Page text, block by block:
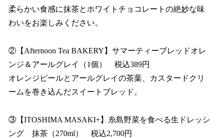
柔らかい食感に抹茶とホワイトチョコレートの絶妙な味
わいをお楽しみください。
②【Afternoon Tea BAKERY】サマーティーブレッドオレ
ンジ＆アールグレイ（1個） 税込389円
オレンジピールとアールグレイの茶葉、カスタードクリ
ームを巻き込んだスイートブレッド。
③【ITOSHIMA MASAKI+】糸島野菜を食べる生ドレッシ
ング 抹茶（270ml） 税込2,700円